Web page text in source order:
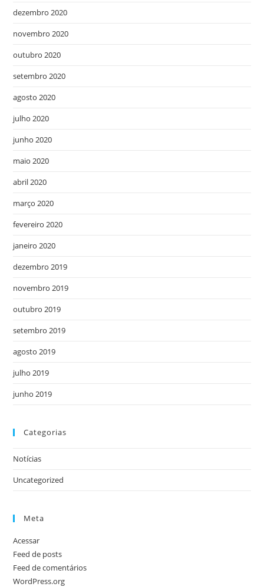
dezembro 2020
novembro 2020
outubro 2020
setembro 2020
agosto 2020
julho 2020
junho 2020
maio 2020
abril 2020
março 2020
fevereiro 2020
janeiro 2020
dezembro 2019
novembro 2019
outubro 2019
setembro 2019
agosto 2019
julho 2019
junho 2019
Categorias
Notícias
Uncategorized
Meta
Acessar
Feed de posts
Feed de comentários
WordPress.org